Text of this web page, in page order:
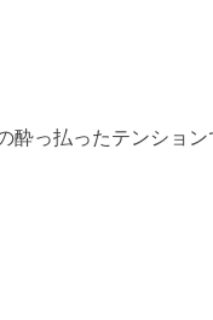
酔っ払ったテンショ